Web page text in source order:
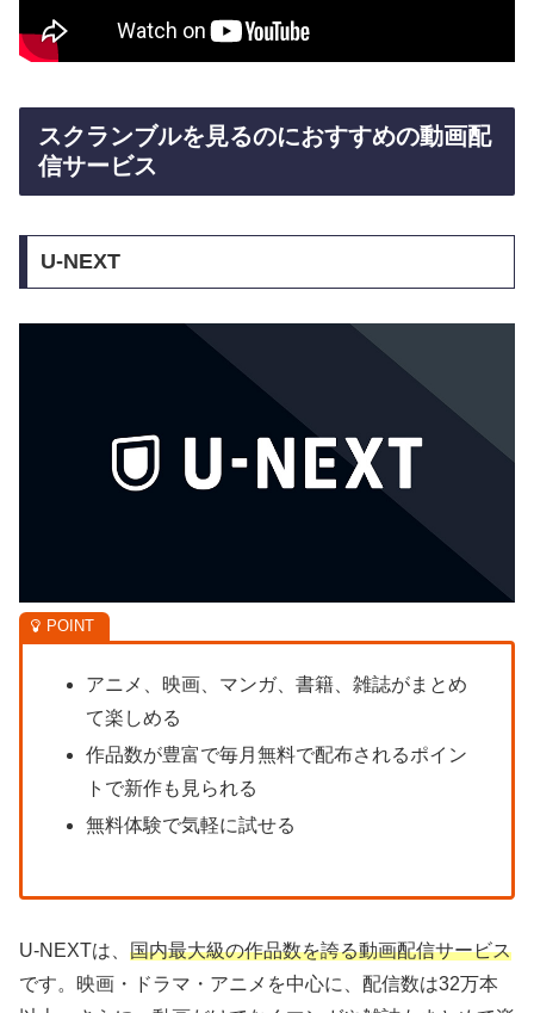
スクランブルを見るのにおすすめの動画配
信サービス
U-NEXT
アニメ、映画、マンガ、書籍、雑誌がまとめ
て楽しめる
作品数が豊富で毎月無料で配布されるポイン
トで新作も見られる
無料体験で気軽に試せる
U-NEXTは、 国内最大級の作品数を誇る動画配信サービス
です。映画・ドラマ・アニメを中心に、配信数は32万本